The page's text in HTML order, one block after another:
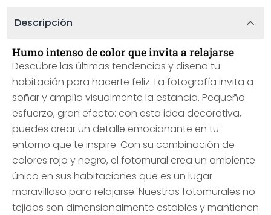
Descripción
Humo intenso de color que invita a relajarse
Descubre las últimas tendencias y diseña tu
habitación para hacerte feliz. La fotografía invita a
soñar y amplía visualmente la estancia. Pequeño
esfuerzo, gran efecto: con esta idea decorativa,
puedes crear un detalle emocionante en tu
entorno que te inspire. Con su combinación de
colores rojo y negro, el fotomural crea un ambiente
único en sus habitaciones que es un lugar
maravilloso para relajarse. Nuestros fotomurales no
tejidos son dimensionalmente estables y mantienen